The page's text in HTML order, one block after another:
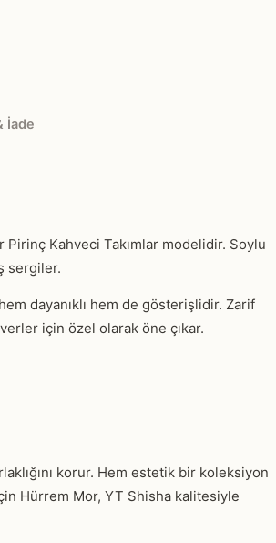
İade
Pirinç Kahveci Takımlar modelidir. Soylu
sergiler.
dayanıklı hem de gösterişlidir. Zarif
için özel olarak öne çıkar.
korur. Hem estetik bir koleksiyon
Hürrem Mor, YT Shisha kalitesiyle